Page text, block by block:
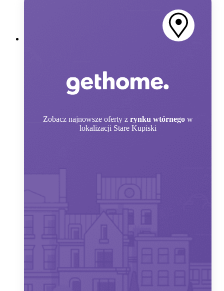
Zobacz najnowsze oferty z rynku wtórnego w
lokalizacji Stare Kupiski